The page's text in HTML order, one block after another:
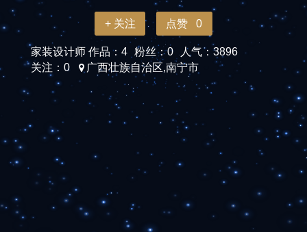
+ 关注 点赞 0
家装设计师 作品：4 粉丝：0
人气：3896
关注：0
广西壮族自治区,南宁市